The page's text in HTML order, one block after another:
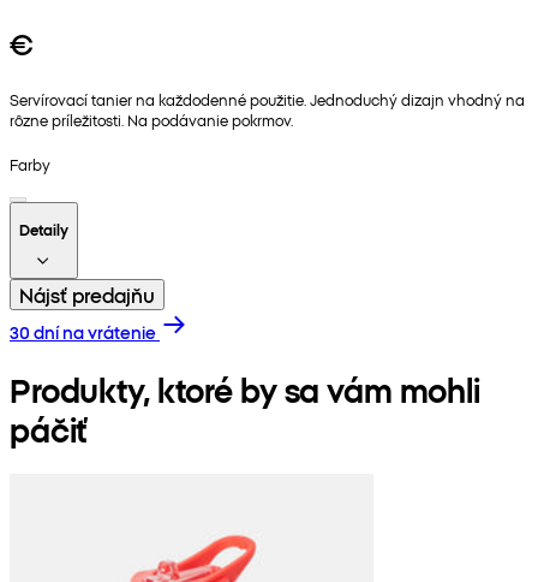
€
Servírovací tanier na každodenné použitie. Jednoduchý dizajn vhodný na
rôzne príležitosti. Na podávanie pokrmov.
Farby
Detaily
Nájsť predajňu
30 dní na vrátenie
Produkty, ktoré by sa vám mohli
páčiť